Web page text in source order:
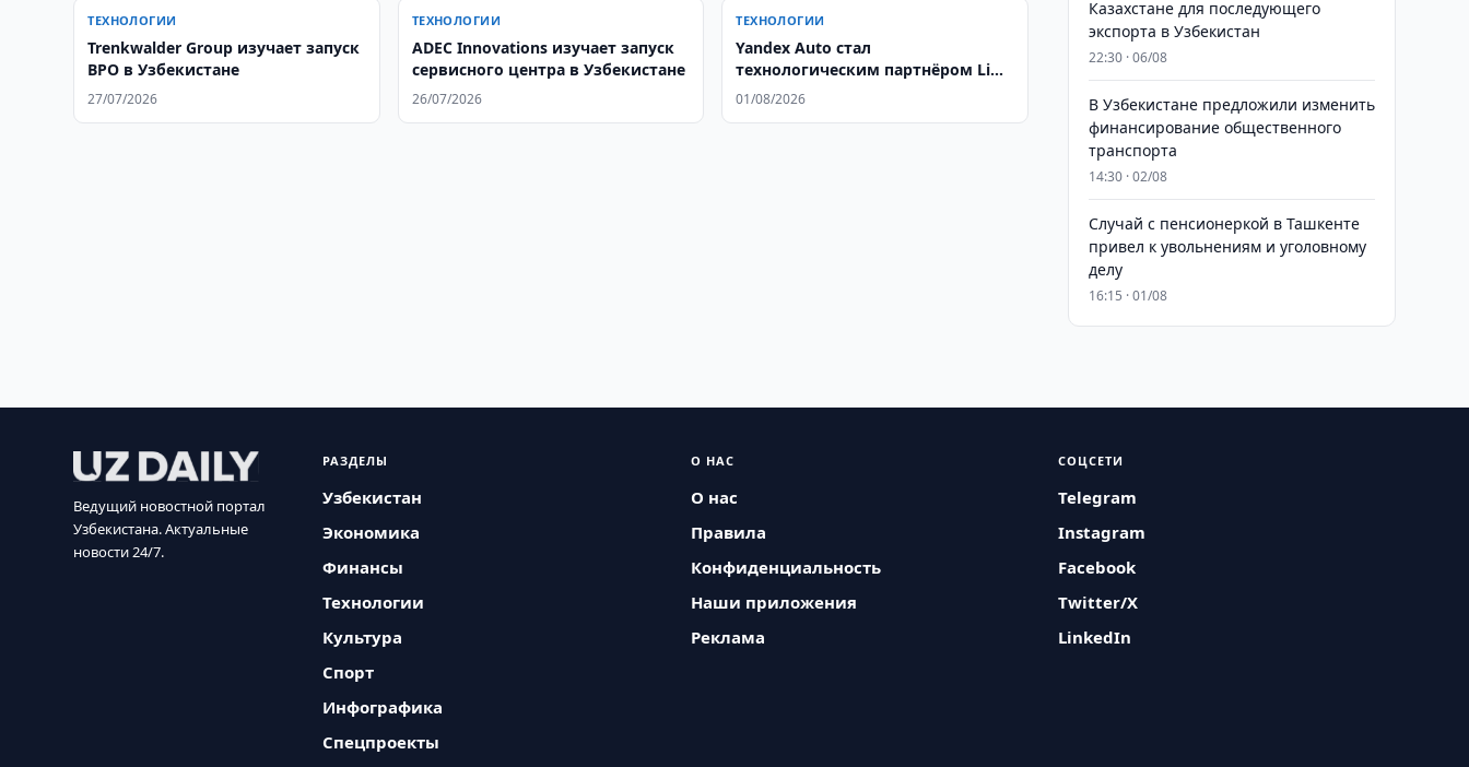
ТЕХНОЛОГИИ
Trenkwalder Group изучает запуск
BPO в Узбекистане
27/07/2026
ТЕХНОЛОГИИ
ADEC Innovations изучает запуск
сервисного центра в Узбекистане
26/07/2026
ТЕХНОЛОГИИ
Yandex Auto стал
технологическим партнёром Li
Auto в Узбекистане
01/08/2026
Казахстане для последующего
экспорта в Узбекистан
22:30 · 06/08
В Узбекистане предложили изменить
финансирование общественного
транспорта
14:30 · 02/08
Случай с пенсионеркой в Ташкенте
привел к увольнениям и уголовному
делу
16:15 · 01/08
Ведущий новостной портал
Узбекистана. Актуальные
новости 24/7.
РАЗДЕЛЫ
Узбекистан
Экономика
Финансы
Технологии
Культура
Спорт
Инфографика
Спецпроекты
О НАС
О нас
Правила
Конфиденциальность
Наши приложения
Реклама
СОЦСЕТИ
Telegram
Instagram
Facebook
Twitter/X
LinkedIn